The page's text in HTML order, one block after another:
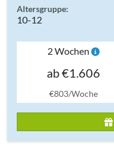
Altersgruppe:
10-12
2 Wochen
ab €1.606
€803/Woche